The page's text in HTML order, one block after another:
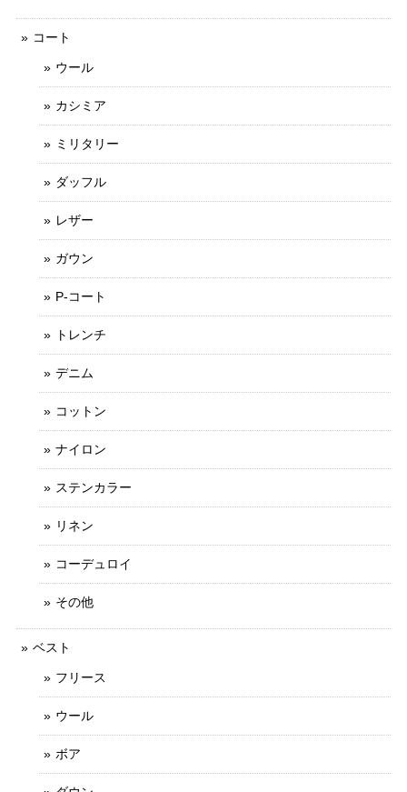
コート
ウール
カシミア
ミリタリー
ダッフル
レザー
ガウン
P-コート
トレンチ
デニム
コットン
ナイロン
ステンカラー
リネン
コーデュロイ
その他
ベスト
フリース
ウール
ボア